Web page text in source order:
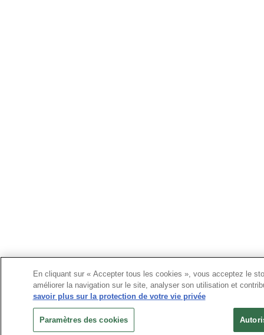
En cliquant sur « Accepter tous les cookies », vous acceptez le
améliorer la navigation sur le site, analyser son utilisation et
savoir plus sur la protection de votre vie privée
Paramètres des cookies